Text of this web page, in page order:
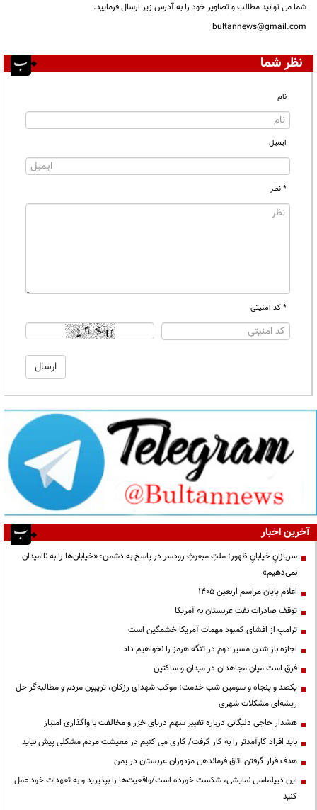
شما می توانید مطالب و تصاویر خود را به آدرس زیر ارسال فرمایید.
bultannews@gmail.com
نظر شما
نام
ایمیل
* نظر
* کد امنیتی
آخرین اخبار
سربازانِ خیابانِ ظهور؛ ملتِ مبعوثِ رودسر در پاسخ به دشمن: «خیابان‌ها را به ناامیدان
نمی‌دهیم»
اعلام پایان مراسم اربعین ۱۴۰۵
توقف صادرات نفت عربستان به آمریکا
ترامپ از افشای کمبود مهمات آمریکا خشمگین است
اجازه باز شدن مسیر دوم در تنگه هرمز را نخواهیم داد
فرق است میان مجاهدان در میدان و ساکتین
یکصد و پنجاه و سومین شب خدمت؛ موکب شهدای رزکان، تریبون مردم و مطالبه‌گر حل
ریشه‌ای مشکلات شهری
هشدار حاجی دلیگانی درباره تغییر سهم دریای خزر و مخالفت با واگذاری امتیاز
باید افراد کارآمدتر را به کار گرفت/ کاری می کنیم در معیشت مردم مشکلی پیش نیاید
هدف قرار گرفتن اتاق‌ فرماندهی مزدوران عربستان در یمن
این دیپلماسی نمایشی، شکست خورده است/واقعیت‌ها را بپذیرید و به تعهدات خود عمل
کنید